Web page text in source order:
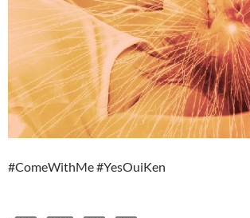
#ComeWithMe #YesOuiKen